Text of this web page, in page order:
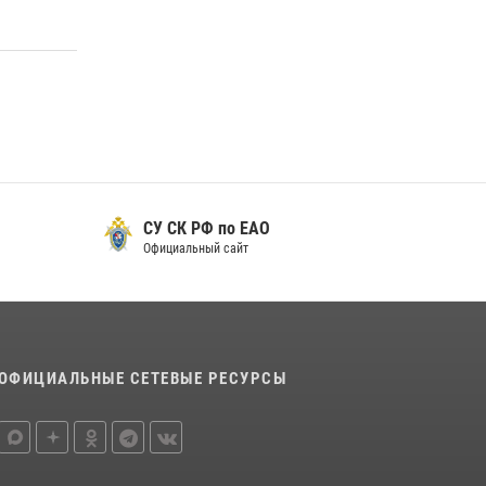
СУ СК РФ по ЕАО
Официальный сайт
СЕТЕВЫЕ РЕСУРСЫ